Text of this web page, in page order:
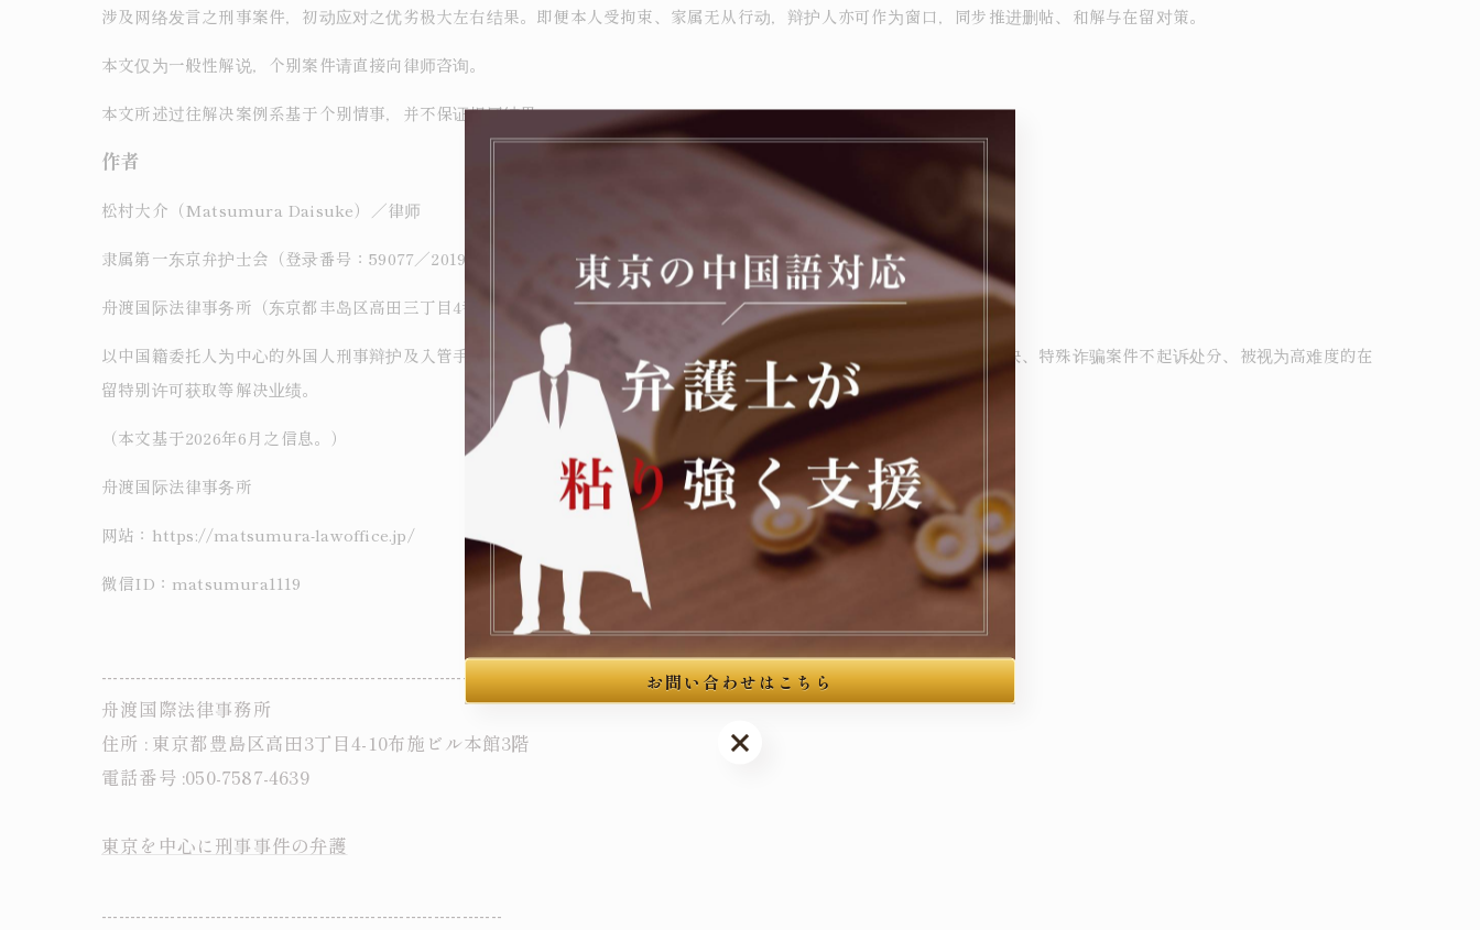
涉及网络发言之刑事案件，初动应对之优劣极大左右结果。即便本人受拘束、家属无从行动，辩护人亦可作为窗口，同步推进删帖、和解与在留对策。
本文仅为一般性解说，个别案件请直接向律师咨询。
本文所述过往解决案例系基于个别情事，并不保证相同结果。
作者
松村大介（Matsumura Daisuke）／律师
隶属第一东京弁护士会（登录番号：59077／2019年登录）
舟渡国际法律事务所（东京都丰岛区高田三丁目4番10号 布施大厦本馆3层）
以中国籍委托人为中心的外国人刑事辩护及入管手续为主要专注领域。拥有兴奋剂取缔法违反（以营利为目的持有）无罪判决、特殊诈骗案件不起诉处分、被视为高难度的在
留特别许可获取等解决业绩。
（本文基于2026年6月之信息。）
舟渡国际法律事务所
网站：https://matsumura-lawoffice.jp/
微信ID：matsumura1119
----------------------------------------------------------------------
舟渡国際法律事務所
住所 : 東京都豊島区高田3丁目4-10布施ビル本館3階
電話番号 :050-7587-4639
東京を中心に刑事事件の弁護
----------------------------------------------------------------------
お問い合わせはこちら
お問い合わせはこちら